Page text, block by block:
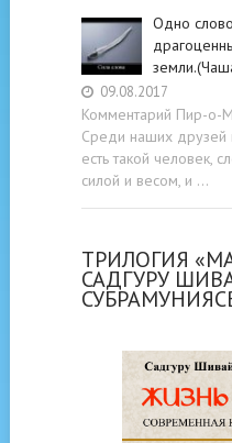
Одно
09.08.2017
Комментарий Пир-о-
Среди наших друзей
есть такой человек,
силой и весом, и …
ТРИЛОГИЯ
САДГУРУ